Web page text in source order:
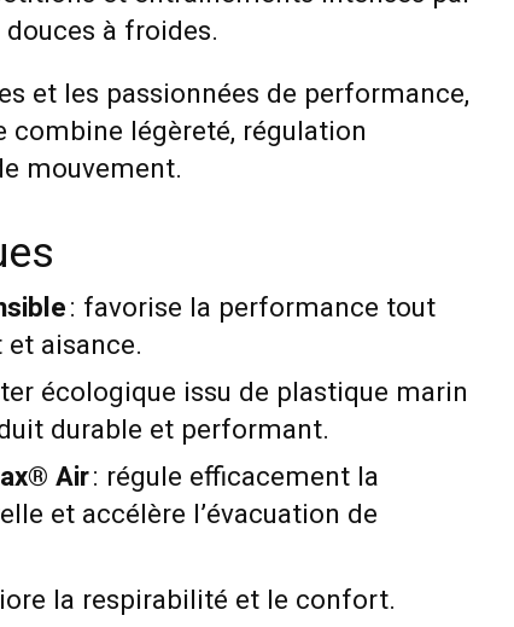
à froides.
et les passionnées de performance,
combine légèreté, régulation
mouvement.
: favorise la performance tout
aisance.
écologique issu de plastique marin
durable et performant.
Air: régule efficacement la
et accélère l’évacuation de
la respirabilité et le confort.